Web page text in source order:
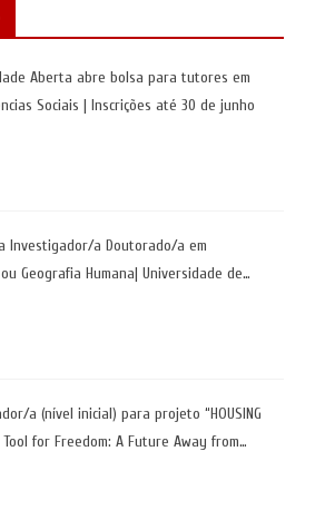
Aberta abre bolsa para tutores em
Sociais | Inscrições até 30 de junho
Investigador/a Doutorado/a em
Geografia Humana| Universidade de
29 de maio 2026
a (nível inicial) para projeto “HOUSING
Tool for Freedom: A Future Away from